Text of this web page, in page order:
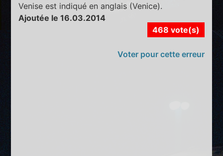
Venise est indiqué en anglais (Venice).
Ajoutée le 16.03.2014
468 vote(s)
Voter pour cette erreur